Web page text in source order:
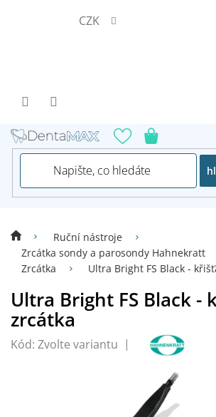
CZK
Ruční nástroje
Zrcátka sondy a parosondy Hahnekratt
Zrcátka
Ultra Bright FS Black -
Ultra Bright FS Black -
zrcátka
Kód: Zvolte variantu